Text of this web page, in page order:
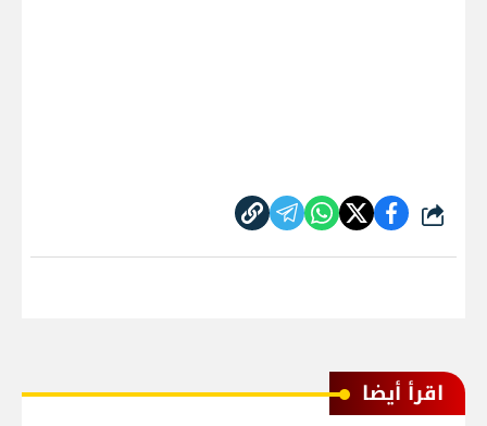
شارك
اقرأ أيضا